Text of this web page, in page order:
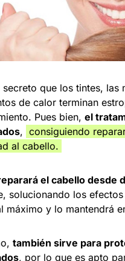
secreto que los tintes,
de calor terminan
Pues bien, el
, consiguiendo
al cabello.
el cabello desde
solucionando los
máximo y lo mantendrá
también sirve para
, por lo que es apto